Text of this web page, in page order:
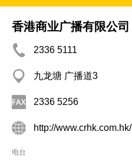
香港商业广播有限公司
2336 5111
九龙塘 广播道3
2336 5256
http://www.crhk.com.hk/
电台